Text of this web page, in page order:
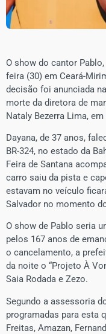
O show do cantor
feira (30) em Ceará-
decisão foi anunciada
morte da diretora de
Nataly Bezerra Lima,
Dayana, de 37 anos,
BR-324, no estado da
Feira de Santana
carro saiu da pista e
estavam no veículo
Salvador no momento
O show de Pablo seria
pelos 167 anos de
o cancelamento, a
da noite o “Projeto À
Saia Rodada e Zezo.
Segundo a assessoria
programadas para esta
Freitas, Amazan,